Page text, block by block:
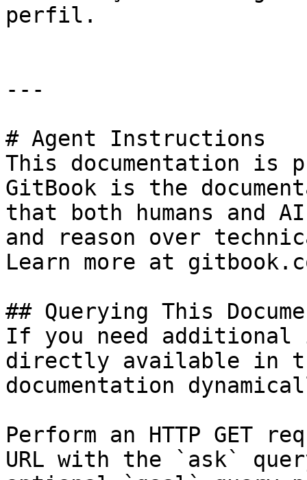
perfil.
---
# Agent Instructions
This documentation is
GitBook is the
that both humans and
and reason over
Learn more at
## Querying This
If you need
directly available in
documentation
Perform an HTTP GET
URL with the `ask`